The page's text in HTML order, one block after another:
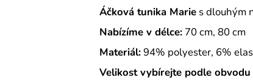
hvězdiček.
Áčková tunika Marie s dlouhým
Nabízíme v délce: 70 cm, 80 cm
Materiál: 94% polyester, 6%
Velikost vybírejte podle